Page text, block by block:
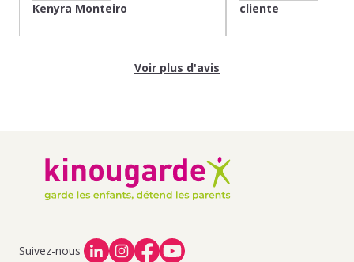
Kenyra Monteiro cliente
Voir plus d'avis
Suivez-nous